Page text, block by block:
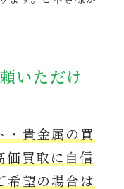
いただけ
・貴金属の買
価買取に自信
希望の場合は